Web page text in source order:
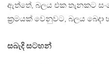
ඇත්තේ, බලය එක තැනකට
ක‍්‍රමයක් වෙනුවට, බලය බෙදා
සබැදි සටහන්